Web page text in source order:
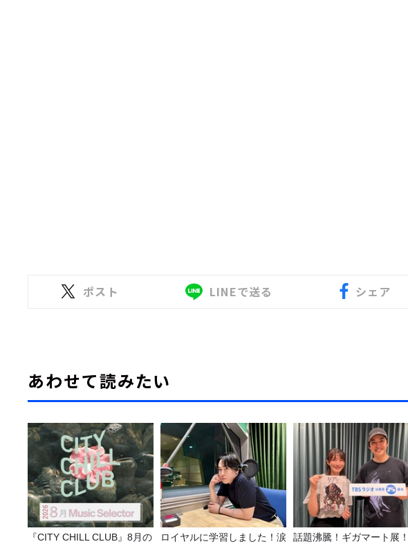
ポスト LINEで送る シェア
あわせて読みたい
『CITY CHILL CLUB』8月の
ロイヤルに学習しました！涙
話題沸騰！ギガマート展！